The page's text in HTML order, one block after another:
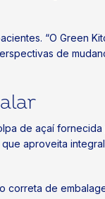
“O Green
de
de açaí
aproveita
correta de